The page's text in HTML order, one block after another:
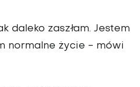
daleko zaszłam. Jestem
normalne życie - mówi